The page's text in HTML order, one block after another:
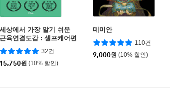
세상에서 가장 알기 쉬운
근육연결도감 : 셀프케어편
32건
15,750원 (10% 할인)
데미안
110건
9,000원 (10% 할인)